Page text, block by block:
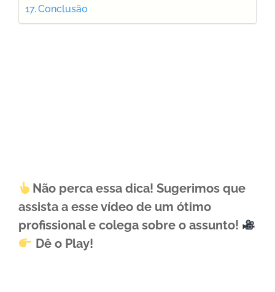
Conclusão
Não perca essa dica! Sugerimos que
assista a esse vídeo de um ótimo
profissional e colega sobre o assunto!
Dê o Play!